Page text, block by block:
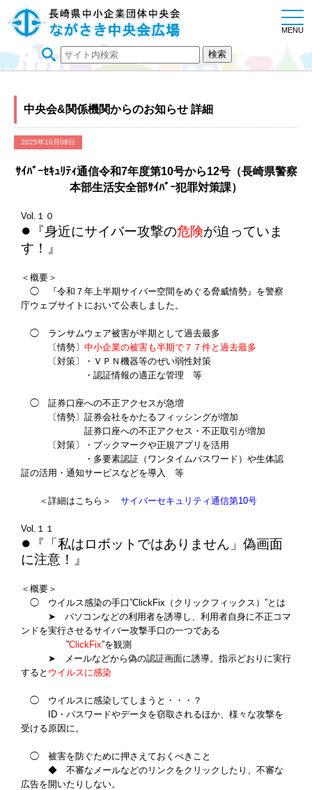
MENU
中央会&関係機関からのお知らせ 詳細
2025年10月08日
ｻｲﾊﾞｰｾｷｭﾘﾃｨ通信令和7年度第10号から12号（長崎県警察
本部生活安全部ｻｲﾊﾞｰ犯罪対策課）
Vol.１０
● 『身近にサイバー攻撃の危険が迫っていま
す！』
＜概要＞
◯ 『令和７年上半期サイバー空間をめぐる脅威情勢』を警察
庁ウェブサイトにおいて公表しました。
◯ ランサムウェア被害が半期として過去最多
〔情勢〕 中小企業の被害も半期で７７件と過去最多
〔対策〕・ＶＰＮ機器等のぜい弱性対策
・認証情報の適正な管理 等
◯ 証券口座への不正アクセスが急増
〔情勢〕証券会社をかたるフィッシングが増加
証券口座への不正アクセス・不正取引が増加
〔対策〕・ブックマークや正規アプリを活用
・多要素認証（ワンタイムパスワード）や生体認
証の活用・通知サービスなどを導入 等
＜詳細はこちら＞ サイバーセキュリティ通信第10号
Vol.１１
● 『「私はロボットではありません」偽画面
に注意！
』
＜概要＞
◯ ウイルス感染の手口”ClickFix（クリックフィックス）”とは
➤ パソコンなどの利用者を誘導し、利用者自身に不正コマ
ンドを実行させるサイバー攻撃手口の一つである
”ClickFix”を観測
➤ メールなどから偽の認証画面に誘導。指示どおりに実行
すると ウイルスに感染
◯ ウイルスに感染してしまうと・・・？
ID・パスワードやデータを窃取されるほか、様々な攻撃を
受ける原因に。
◯ 被害を防ぐために押さえておくべきこと
◆ 不審なメールなどのリンクをクリックしたり、不審な
広告を開いたりしない。